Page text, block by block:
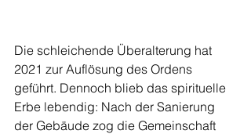
Die schleichende Überalterung hat
2021 zur Auflösung des Ordens
geführt. Dennoch blieb das spirituelle
Erbe lebendig: Nach der Sanierung
der Gebäude zog die Gemeinschaft